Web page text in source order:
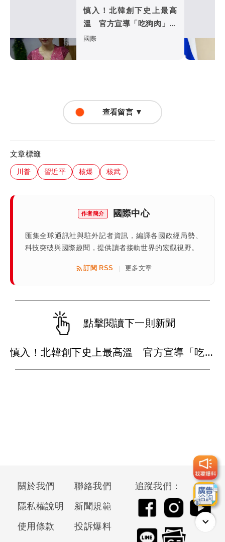
慎入！北韓創下史上最高
溫 官方宣導「吃狗肉」降
溫消暑有療效
國際
查看留言 ▼
文章標籤
川普 習近平 核爆 核武
作者簡介 國際中心
匯集全球通訊社與駐外記者資訊，編譯各國政經局勢、
科技突破與國際趣聞，提供讀者接軌世界的宏觀視野。
訂閱 RSS | 更多文章
點擊閱讀下一則新聞
慎入！北韓創下史上最高溫 官方宣導「吃狗肉」降溫消暑有療效
關於我們
聯絡我們
隱私權說明
新聞規範
使用條款
投訴爆料
追蹤我們：